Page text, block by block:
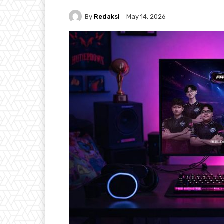
By Redaksi May 14, 2026